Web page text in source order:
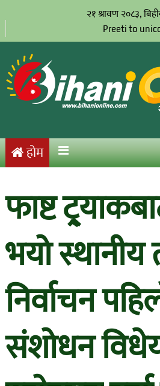
२१ श्रावण २०८३,
Preeti to
होम
फाष्ट
भयो
निर्वाचन
संशोधन